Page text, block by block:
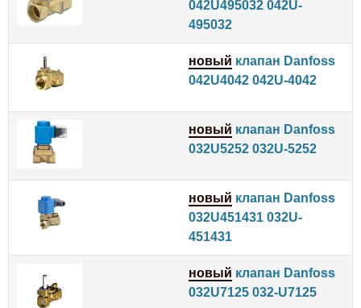
042U495032 042U-
495032
новый клапан Danfoss
042U4042 042U-4042
новый клапан Danfoss
032U5252 032U-5252
новый клапан Danfoss
032U451431 032U-
451431
новый клапан Danfoss
032U7125 032-U7125